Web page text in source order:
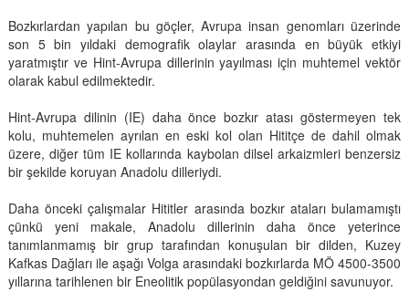
Bozkırlardan yapılan bu göçler, Avrupa insan genomları üzerinde
son 5 bin yıldaki demografik olaylar arasında en büyük etkiyi
yaratmıştır ve Hint-Avrupa dillerinin yayılması için muhtemel vektör
olarak kabul edilmektedir.
Hint-Avrupa dilinin (IE) daha önce bozkır atası göstermeyen tek
kolu, muhtemelen ayrılan en eski kol olan Hititçe de dahil olmak
üzere, diğer tüm IE kollarında kaybolan dilsel arkaizmleri benzersiz
bir şekilde koruyan Anadolu dilleriydi.
Daha önceki çalışmalar Hititler arasında bozkır ataları bulamamıştı
çünkü yeni makale, Anadolu dillerinin daha önce yeterince
tanımlanmamış bir grup tarafından konuşulan bir dilden, Kuzey
Kafkas Dağları ile aşağı Volga arasındaki bozkırlarda MÖ 4500-3500
yıllarına tarihlenen bir Eneolitik popülasyondan geldiğini savunuyor.